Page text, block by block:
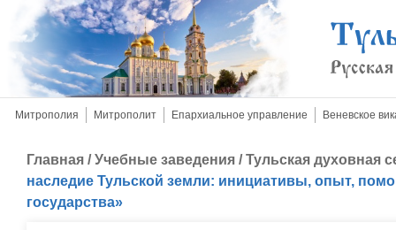
Митрополия Митрополит Епархиальное управление Веневское
Главная /Учебные заведения /Тульская духовная
наследие Тульской земли: инициативы, опыт,
государства»